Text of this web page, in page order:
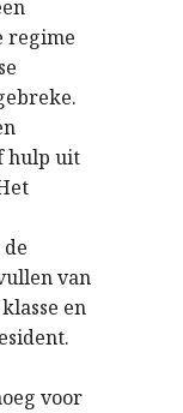
regime
hulp uit
van
en
voor